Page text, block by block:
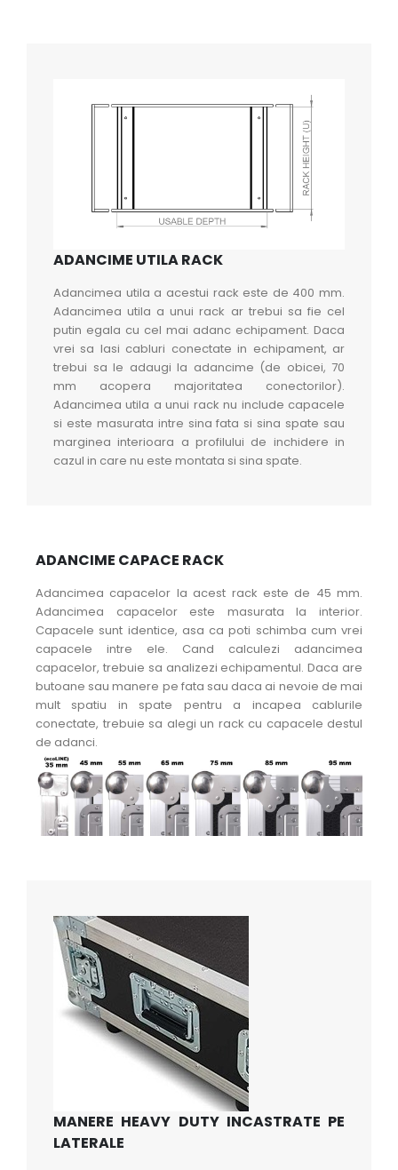
ADANCIME UTILA RACK
Adancimea utila a acestui rack este de 400 mm.
Adancimea utila a unui rack ar trebui sa fie cel
putin egala cu cel mai adanc echipament. Daca
vrei sa lasi cabluri conectate in echipament, ar
trebui sa le adaugi la adancime (de obicei, 70
mm acopera majoritatea conectorilor).
Adancimea utila a unui rack nu include capacele
si este masurata intre sina fata si sina spate sau
marginea interioara a profilului de inchidere in
cazul in care nu este montata si sina spate.
ADANCIME CAPACE RACK
Adancimea capacelor la acest rack este de 45 mm.
Adancimea capacelor este masurata la interior.
Capacele sunt identice, asa ca poti schimba cum vrei
capacele intre ele. Cand calculezi adancimea
capacelor, trebuie sa analizezi echipamentul. Daca are
butoane sau manere pe fata sau daca ai nevoie de mai
mult spatiu in spate pentru a incapea cablurile
conectate, trebuie sa alegi un rack cu capacele destul
de adanci.
MANERE HEAVY DUTY INCASTRATE PE
LATERALE